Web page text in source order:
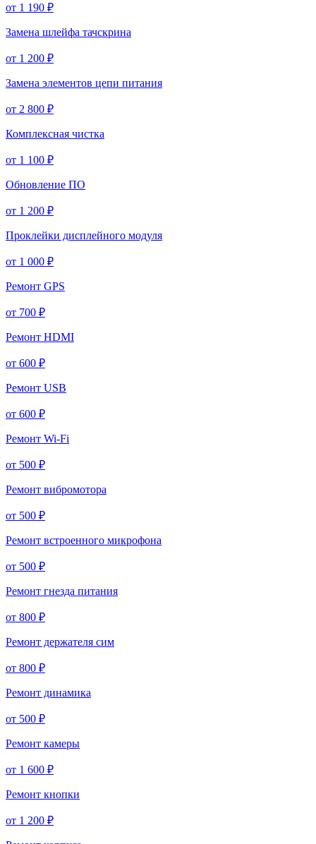
от 1 190 ₽
Замена шлейфа тачскрина
от 1 200 ₽
Замена элементов цепи питания
от 2 800 ₽
Комплексная чистка
от 1 100 ₽
Обновление ПО
от 1 200 ₽
Проклейки дисплейного модуля
от 1 000 ₽
Ремонт GPS
от 700 ₽
Ремонт HDMI
от 600 ₽
Ремонт USB
от 600 ₽
Ремонт Wi-Fi
от 500 ₽
Ремонт вибромотора
от 500 ₽
Ремонт встроенного микрофона
от 500 ₽
Ремонт гнезда питания
от 800 ₽
Ремонт держателя сим
от 800 ₽
Ремонт динамика
от 500 ₽
Ремонт камеры
от 1 600 ₽
Ремонт кнопки
от 1 200 ₽